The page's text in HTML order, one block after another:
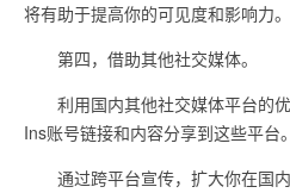
将有助于提高你的可见度和影响力。
第四，借助其他社交媒体。
利用国内其他社交媒体平台的优
Ins账号链接和内容分享到这些平台。
通过跨平台宣传，扩大你在国内